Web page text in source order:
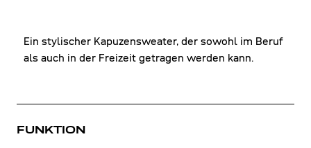
Ein stylischer Kapuzensweater, der sowohl im Beruf
als auch in der Freizeit getragen werden kann.
FUNKTION